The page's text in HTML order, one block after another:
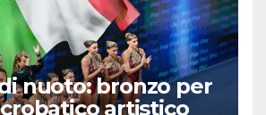
nuoto: bronzo per
artistico